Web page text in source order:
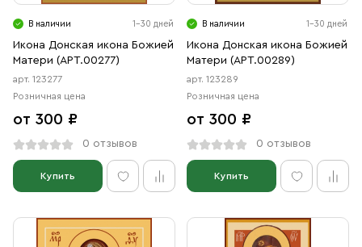
Свечи
Ювелирные изделия
В наличии 1-30 дней
Икона Донская икона Божией
Матери (АРТ.00277)
арт. 123277
Розничная цена
от 300 ₽
0 отзывов
Купить
В наличии 1-30 дней
Икона Донская икона Божией
Матери (АРТ.00289)
арт. 123289
Розничная цена
от 300 ₽
0 отзывов
Купить